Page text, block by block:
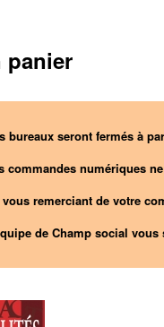
panier
bureaux seront fermés à
commandes numériques
vous remerciant de votre
de Champ social vous